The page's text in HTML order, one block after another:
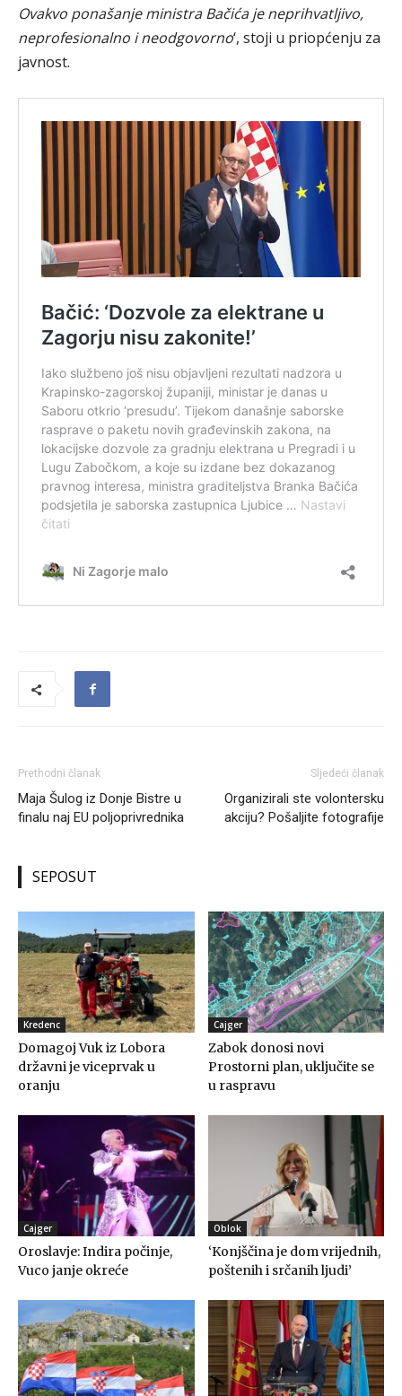
Ovakvo ponašanje ministra Bačića je neprihvatljivo,
neprofesionalno i neodgovorno‘, stoji u priopćenju za
javnost.
Prethodni članak
Maja Šulog iz Donje Bistre u
finalu naj EU poljoprivrednika
Sljedeći članak
Organizirali ste volontersku
akciju? Pošaljite fotografije
SEPOSUT
Kredenc
Domagoj Vuk iz Lobora
državni je viceprvak u
oranju
Cajger
Zabok donosi novi
Prostorni plan, uključite se
u raspravu
Cajger
Oroslavje: Indira počinje,
Vuco janje okreće
Oblok
‘Konjščina je dom vrijednih,
poštenih i srčanih ljudi’